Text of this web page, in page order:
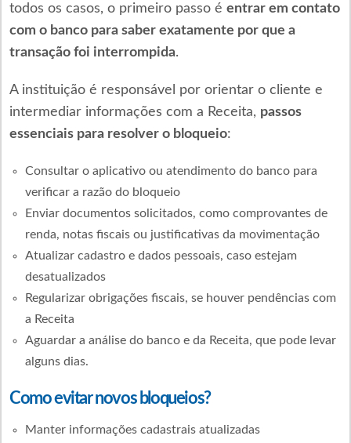
todos os casos, o primeiro passo é entrar em contato
com o banco para saber exatamente por que a
transação foi interrompida.
A instituição é responsável por orientar o cliente e
intermediar informações com a Receita, passos
essenciais para resolver o bloqueio:
Consultar o aplicativo ou atendimento do banco para
verificar a razão do bloqueio
Enviar documentos solicitados, como comprovantes de
renda, notas fiscais ou justificativas da movimentação
Atualizar cadastro e dados pessoais, caso estejam
desatualizados
Regularizar obrigações fiscais, se houver pendências com
a Receita
Aguardar a análise do banco e da Receita, que pode levar
alguns dias.
Como evitar novos bloqueios?
Manter informações cadastrais atualizadas